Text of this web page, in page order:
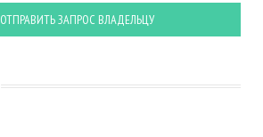
ОТПРАВИТЬ ЗАПРОС ВЛАДЕЛЬЦУ